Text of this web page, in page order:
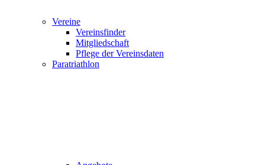
Vereine
Vereinsfinder
Mitgliedschaft
Pflege der Vereinsdaten
Paratriathlon